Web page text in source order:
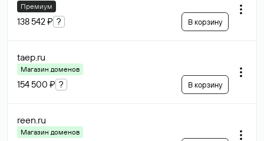
Премиум
138 542 ₽ ? В корзину
taep.ru
Магазин доменов
154 500 ₽ ? В корзину
reen.ru
Магазин доменов